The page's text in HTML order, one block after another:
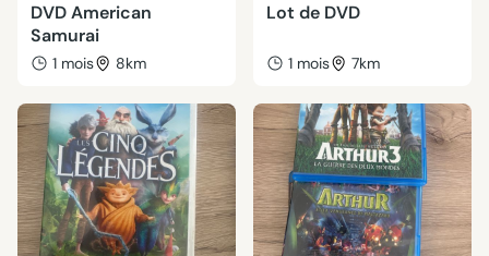
DVD American
Samurai
1 mois 8km
Lot de DVD
1 mois 7km